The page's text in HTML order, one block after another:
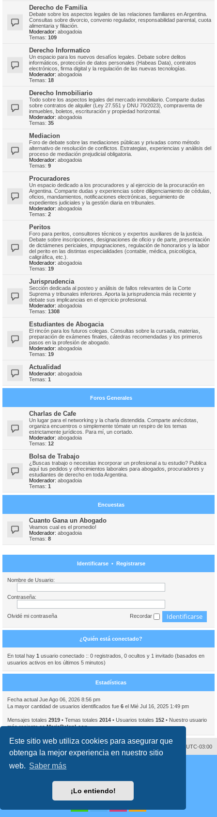
Este sitio web utiliza cookies para asegurar que
obtenga la mejor experiencia en nuestro sitio
web. Saber más
¡Lo entiendo!
Derecho de Familia
Debate sobre los aspectos legales de las relaciones familiares en Argentina.
Consultas sobre divorcio, convenio regulador, responsabilidad parental, cuota
alimentaria y filiación.
Moderador: abogadoia
Temas: 109
Derecho Informatico
Un espacio para los nuevos desafíos legales. Debate sobre delitos
informáticos, protección de datos personales (Habeas Data), contratos
electrónicos, firma digital y la regulación de las nuevas tecnologías.
Moderador: abogadoia
Temas: 18
Derecho Inmobiliario
Todo sobre los aspectos legales del mercado inmobiliario. Comparte dudas
sobre contratos de alquiler (Ley 27.551 y DNU 70/2023), compraventa de
inmuebles, boletos, escrituración y propiedad horizontal.
Moderador: abogadoia
Temas: 35
Mediacion
Foro de debate sobre las mediaciones públicas y privadas como método
alternativo de resolución de conflictos. Estrategias, experiencias y análisis del
proceso de mediación prejudicial obligatoria.
Moderador: abogadoia
Temas: 9
Procuradores
Un espacio dedicado a los procuradores y al ejercicio de la procuración en
Argentina. Comparte dudas y experiencias sobre diligenciamiento de cédulas,
oficios, mandamientos, notificaciones electrónicas, seguimiento de
expedientes judiciales y la gestión diaria en tribunales.
Moderador: abogadoia
Temas: 2
Peritos
Foro para peritos, consultores técnicos y expertos auxiliares de la justicia.
Debate sobre inscripciones, designaciones de oficio y de parte, presentación
de dictámenes periciales, impugnaciones, regulación de honorarios y la labor
del perito en las distintas especialidades (contable, médica, psicológica,
caligráfica, etc.).
Moderador: abogadoia
Temas: 19
Jurisprudencia
Sección dedicada al posteo y análisis de fallos relevantes de la Corte
Suprema y tribunales inferiores. Aporta la jurisprudencia más reciente y
debate sus implicancias en el ejercicio profesional.
Moderador: abogadoia
Temas: 1308
Estudiantes de Abogacia
El rincón para los futuros colegas. Consultas sobre la cursada, materias,
preparación de exámenes finales, cátedras recomendadas y los primeros
pasos en la profesión de abogado.
Moderador: abogadoia
Temas: 19
Actualidad
Moderador: abogadoia
Temas: 1
Foros Generales
Charlas de Cafe
Un lugar para el networking y la charla distendida. Comparte anécdotas,
organiza encuentros o simplemente tómate un respiro de los temas
estrictamente jurídicos. Para mí, un cortado.
Moderador: abogadoia
Temas: 12
Bolsa de Trabajo
¿Buscas trabajo o necesitas incorporar un profesional a tu estudio? Publica
aquí tus pedidos y ofrecimientos laborales para abogados, procuradores y
estudiantes de derecho en toda Argentina.
Moderador: abogadoia
Temas: 1
Encuestas
Cuanto Gana un Abogado
Veamos cual es el promedio!
Moderador: abogadoia
Temas: 8
Identificarse• Registrarse
Nombre de Usuario:
Contraseña:
Olvidé mi contraseña Recordar
¿Quién está conectado?
En total hay 1 usuario conectado :: 0 registrados, 0 ocultos y 1 invitado (basados en
usuarios activos en los últimos 5 minutos)
Estadísticas
Fecha actual Jue Ago 06, 2026 8:56 pm
La mayor cantidad de usuarios identificados fue 6 el Mié Jul 16, 2025 1:49 pm
Mensajes totales 2919 • Temas totales 2014 • Usuarios totales 152 • Nuestro usuario
más reciente esMariaBelenLeon
Todos los horarios son UTC-03:00
Borrar cookies
Desarrollado por
® Forum Software © phpBB Limited
Traducción al español porphpBB España
Condiciones